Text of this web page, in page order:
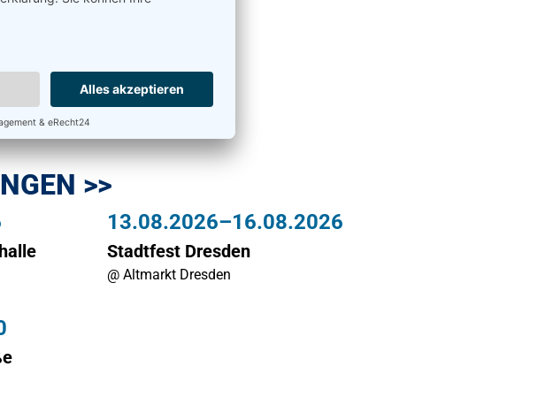
>>
13.08.2026–16.08.2026
Stadtfest Dresden
@ Altmarkt Dresden